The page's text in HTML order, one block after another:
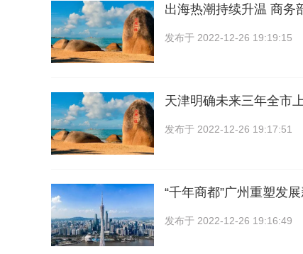
出海热潮持续升温 商务
发布于 2022-12-26 19:19:15
天津明确未来三年全市
发布于 2022-12-26 19:17:51
“千年商都”广州重塑发
发布于 2022-12-26 19:16:49